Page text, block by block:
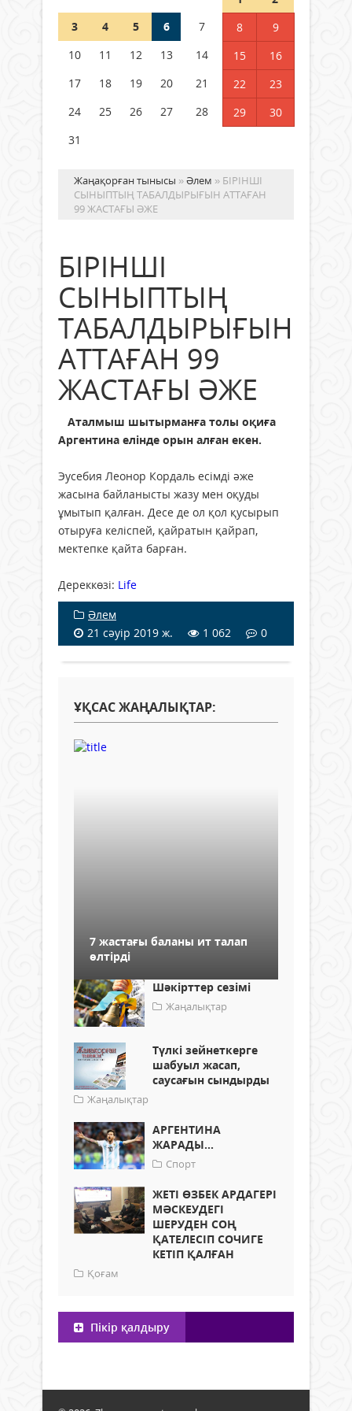
Германия аптап ыстыққа
бастады
04 тамыз 2026 ж.
3
4 5 6 7 8
9
10
11 12 13 14 15
16
17
18 19 20 21 22
23
24
25 26 27 28 29
30
31
Жаңақорған тынысы »Әлем » БІРІНШІ
СЫНЫПТЫҢ ТАБАЛДЫРЫҒЫН АТТАҒАН
99 ЖАСТАҒЫ ӘЖЕ
БІРІНШІ
СЫНЫПТЫҢ
ТАБАЛДЫРЫҒЫН
АТТАҒАН 99
ЖАСТАҒЫ ӘЖЕ
Аталмыш шытырманға толы оқиға
Аргентина елінде орын алған екен.
Эусебия Леонор Кордаль есімді әже
жасына байланысты жазу мен оқуды
ұмытып қалған. Десе де ол қол қусырып
отыруға келіспей, қайратын қайрап,
мектепке қайта барған.
Дереккөзі: Life
Әлем
21 сәуір 2019 ж.
1 062 0
ҰҚСАС ЖАҢАЛЫҚТАР:
7 жастағы баланы ит талап
өлтірді
Шәкірттер сезімі
Жаңалықтар
Түлкі зейнеткерге
шабуыл жасап,
саусағын сындырды
Жаңалықтар
АРГЕНТИНА
ЖАРАДЫ...
Спорт
ЖЕТІ ӨЗБЕК АРДАГЕРІ
МӘСКЕУДЕГІ
ШЕРУДЕН СОҢ
ҚАТЕЛЕСІП СОЧИГЕ
КЕТІП ҚАЛҒАН
Қоғам
Пікір қалдыру